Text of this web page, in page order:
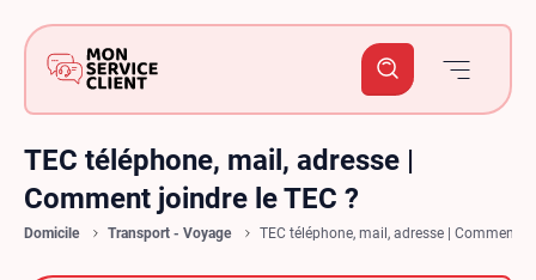
TEC téléphone, mail, adresse |
Comment joindre le TEC ?
Domicile Transport - Voyage TEC téléphone, mail, adresse | Comment